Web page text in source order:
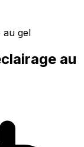
au gel
au